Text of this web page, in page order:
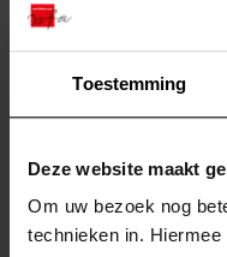
Toestemming
Deze website maakt
Om uw bezoek nog
technieken in.
Toon details van deze
7.18.Reijer Claesz.
Toon details van deze
7.19.Remmet Jansz.
Joannes Cleyers
Toon details van